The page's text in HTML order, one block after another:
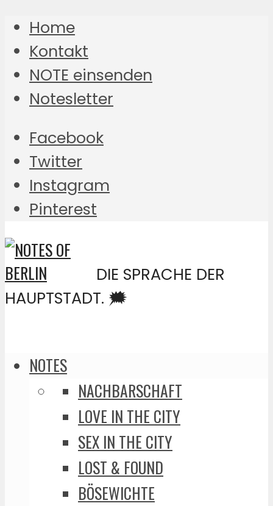
Home
Kontakt
NOTE einsenden
Notesletter
Facebook
Twitter
Instagram
Pinterest
DIE SPRACHE DER
HAUPTSTADT. 🗯️
NOTES
NACHBARSCHAFT
LOVE IN THE CITY
SEX IN THE CITY
LOST & FOUND
BÖSEWICHTE